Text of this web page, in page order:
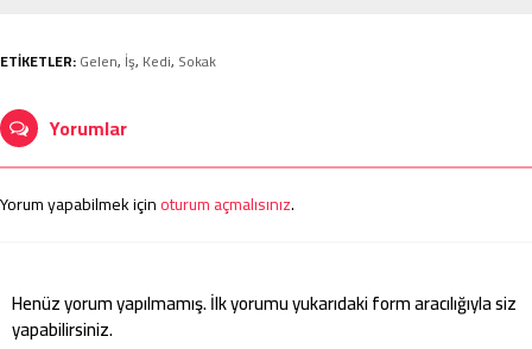
ETİKETLER:Gelen, İş, Kedi, Sokak
Yorumlar
Yorum yapabilmek içinoturum açmalısınız.
Henüz yorum yapılmamış. İlk yorumu yukarıdaki form aracılığıyla siz
yapabilirsiniz.